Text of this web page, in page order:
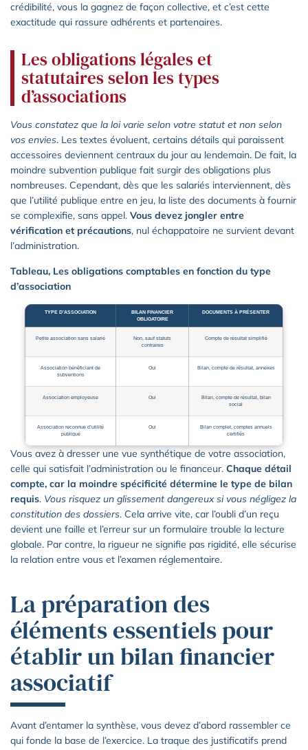
crédibilité, vous la gagnez de façon collective, et c’est cette
exactitude qui rassure adhérents et partenaires.
Les obligations légales et
statutaires selon les types
d’associations
Vous constatez que la loi varie selon votre statut et non selon
vos envies. Les textes évoluent, certains détails qui paraissent
accessoires deviennent centraux du jour au lendemain. De fait, la
moindre subvention publique fait surgir des obligations plus
nombreuses. Cependant, dès que les salariés interviennent, dès
que l’utilité publique entre en jeu, la liste des documents à fournir
se complexifie, sans appel. Vous devez jongler entre
vérification et précautions, nul échappatoire ne survient devant
l’administration.
Tableau, Les obligations comptables en fonction du type
d’association
TYPE D’ASSOCIATION
BILAN FINANCIER
OBLIGATOIRE
DOCUMENTS À PRÉSENTER
Petite association sans salarié
Non, sauf statuts
contraires
Compte de résultat simplifié
Association bénéficiant de
subventions
Oui Bilan, compte de résultat, annexes
Association employeuse Oui
Bilan, compte de résultat, bilan
social
Association reconnue d’utilité
publique
Oui
Bilan complet, comptes annuels
certifiés
Vous avez à dresser une vue synthétique de votre association,
celle qui satisfait l’administration ou le financeur. Chaque détail
compte, car la moindre spécificité détermine le type de bilan
requis. Vous risquez un glissement dangereux si vous négligez la
constitution des dossiers. Cela arrive vite, car l’oubli d’un reçu
devient une faille et l’erreur sur un formulaire trouble la lecture
globale. Par contre, la rigueur ne signifie pas rigidité, elle sécurise
la relation entre vous et l’examen réglementaire.
La préparation des
éléments essentiels pour
établir un bilan financier
associatif
Avant d’entamer la synthèse, vous devez d’abord rassembler ce
qui fonde la base de l’exercice. La traque des justificatifs prend